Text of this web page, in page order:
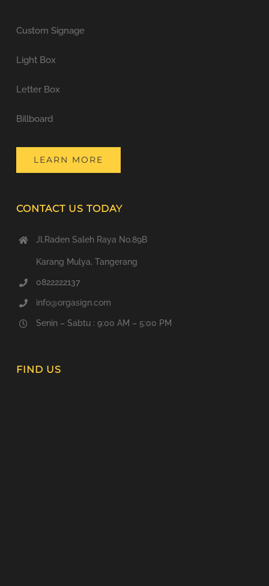
Custom Signage
Light Box
Letter Box
Billboard
LEARN MORE
CONTACT US TODAY
Jl.Raden Saleh Raya No.89B
Karang Mulya, Tangerang
0822222137
info@orgasign.com
Senin – Sabtu : 9:00 AM – 5:00 PM
FIND US